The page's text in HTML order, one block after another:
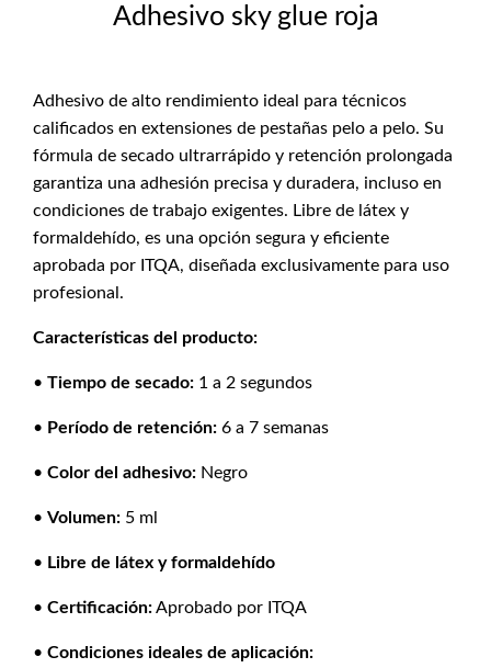
Adhesivo sky glue roja
Adhesivo de alto rendimiento ideal para técnicos
calificados en extensiones de pestañas pelo a pelo. Su
fórmula de secado ultrarrápido y retención prolongada
garantiza una adhesión precisa y duradera, incluso en
condiciones de trabajo exigentes. Libre de látex y
formaldehído, es una opción segura y eficiente
aprobada por ITQA, diseñada exclusivamente para uso
profesional.
Características del producto:
• Tiempo de secado: 1 a 2 segundos
• Período de retención: 6 a 7 semanas
• Color del adhesivo: Negro
• Volumen: 5 ml
• Libre de látex y formaldehído
• Certificación:Aprobado por ITQA
• Condiciones ideales de aplicación: